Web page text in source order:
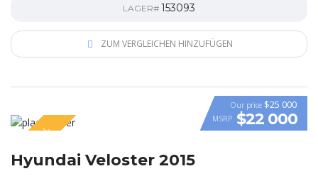
LAGER# 153093
ZUM VERGLEICHEN HINZUFÜGEN
VIDEO
SPECIAL
Our price $25 000
MSRP $22 000
Hyundai Veloster 2015